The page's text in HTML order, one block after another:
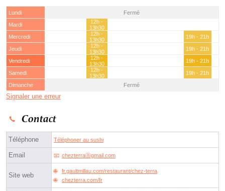
Lundi
Fermé
Mardi
12h -
13h30
Mercredi
12h -
13h30
19h - 21h
Jeudi
12h -
13h30
19h - 21h
Vendredi
12h -
13h30
19h - 21h
Samedi
12h -
13h30
19h - 21h
Dimanche
Fermé
Signaler une erreur
Contact
Téléphone Téléphoner au sushi
Email chezterraⓐgmail.com
Site web
fr.gaultmillau.com/restaurant/chez-terra
chezterra.com/fr